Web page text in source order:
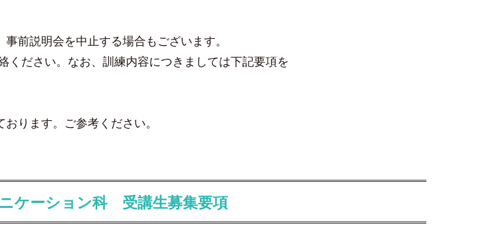
前説明会を中止する場合もございます。
ください。なお、訓練内容につきましては下記要項を
おります。ご参考ください。
ケーション科 受講生募集要項